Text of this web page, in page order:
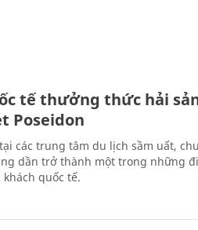
tế thưởng thức hải
Poseidon
các trung tâm du lịch sầm uất,
dần trở thành một trong những
quốc tế.